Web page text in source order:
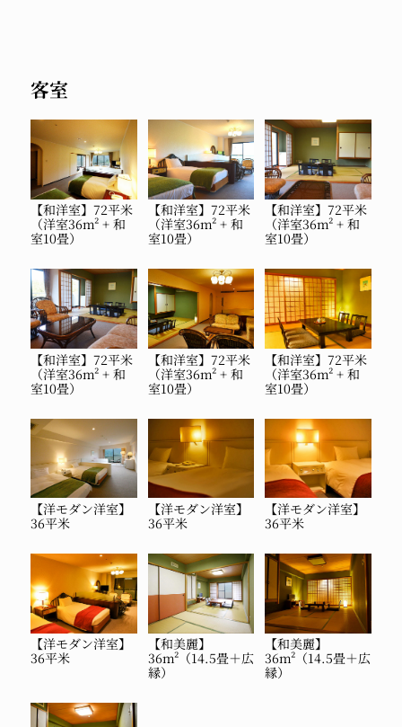
客室
【和洋室】72平米
（洋室36m² + 和
室10畳）
【和洋室】72平米
（洋室36m² + 和
室10畳）
【和洋室】72平米
（洋室36m² + 和
室10畳）
【和洋室】72平米
（洋室36m² + 和
室10畳）
【和洋室】72平米
（洋室36m² + 和
室10畳）
【和洋室】72平米
（洋室36m² + 和
室10畳）
【洋モダン洋室】
36平米
【洋モダン洋室】
36平米
【洋モダン洋室】
36平米
【洋モダン洋室】
36平米
【和美麗】
36m²（14.5畳＋広
縁）
【和美麗】
36m²（14.5畳＋広
縁）